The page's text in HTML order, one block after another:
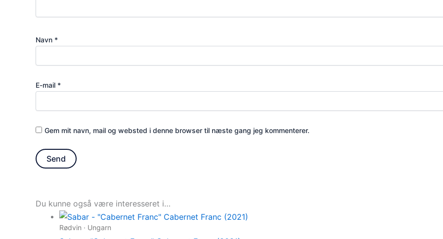
Navn *
E-mail *
Gem mit navn, mail og websted i denne browser til næste gang jeg kommenterer.
Du kunne også være interesseret i…
Rødvin · Ungarn